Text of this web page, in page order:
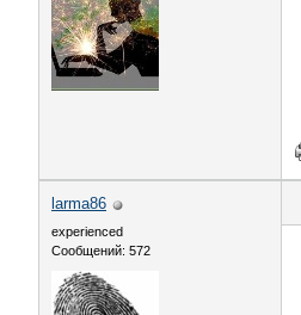
larma86
experienced
Сообщений: 572